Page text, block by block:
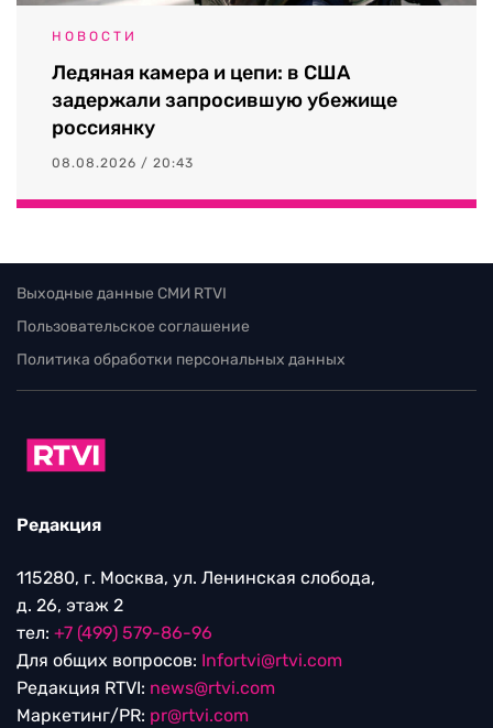
НОВОСТИ
Ледяная камера и цепи: в США
задержали запросившую убежище
россиянку
08.08.2026 / 20:43
Выходные данные СМИ RTVI
Пользовательское соглашение
Политика обработки персональных данных
Редакция
115280, г. Москва, ул. Ленинская слобода,
д. 26, этаж 2
тел: +7 (499) 579-86-96
Для общих вопросов: Infortvi@rtvi.com
Редакция RTVI: news@rtvi.com
Маркетинг/PR: pr@rtvi.com